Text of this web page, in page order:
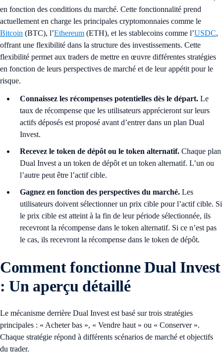
en fonction des conditions du marché. Cette fonctionnalité prend
actuellement en charge les principales cryptomonnaies comme le
Bitcoin (BTC), l’Ethereum (ETH), et les stablecoins comme l’USDC,
offrant une flexibilité dans la structure des investissements. Cette
flexibilité permet aux traders de mettre en œuvre différentes stratégies
en fonction de leurs perspectives de marché et de leur appétit pour le
risque.
Connaissez les récompenses potentielles dès le départ. Le
taux de récompense que les utilisateurs apprécieront sur leurs
actifs déposés est proposé avant d’entrer dans un plan Dual
Invest.
Recevez le token de dépôt ou le token alternatif. Chaque plan
Dual Invest a un token de dépôt et un token alternatif. L’un ou
l’autre peut être l’actif cible.
Gagnez en fonction des perspectives du marché. Les
utilisateurs doivent sélectionner un prix cible pour l’actif cible. Si
le prix cible est atteint à la fin de leur période sélectionnée, ils
recevront la récompense dans le token alternatif. Si ce n’est pas
le cas, ils recevront la récompense dans le token de dépôt.
Comment fonctionne Dual Invest
: Un aperçu détaillé
Le mécanisme derrière Dual Invest est basé sur trois stratégies
principales : « Acheter bas », « Vendre haut » ou « Conserver ».
Chaque stratégie répond à différents scénarios de marché et objectifs
du trader.